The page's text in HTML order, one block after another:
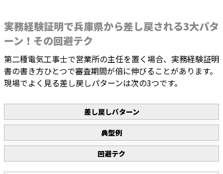
実務経験証明で兵庫県から差し戻される3大パタ
ーン！その回避テク
第二種電気工事士で営業所の主任を置く場合、実務経験証明
書の書き方ひとつで審査期間が倍に伸びることがあります。
現場でよく見る差し戻しパターンは次の3つです。
差し戻しパターン
典型例
回避テク